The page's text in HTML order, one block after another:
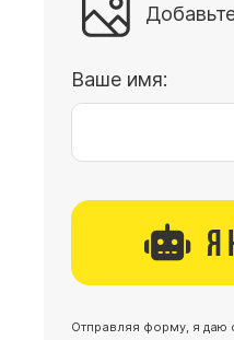
Ваше имя:
Я
Отправляя форму, я даю